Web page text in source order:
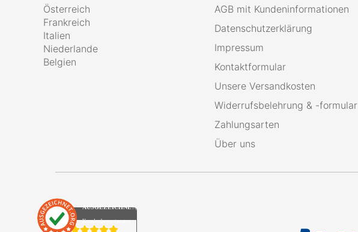
Österreich
Frankreich
Italien
Niederlande
Belgien
AGB mit Kundeninformationen
Datenschutzerklärung
Impressum
Kontaktformular
Unsere Versandkosten
Widerrufsbelehrung & -formular
Zahlungsarten
Über uns
AUSGEZEICHNET.org
Kundenbewertungen